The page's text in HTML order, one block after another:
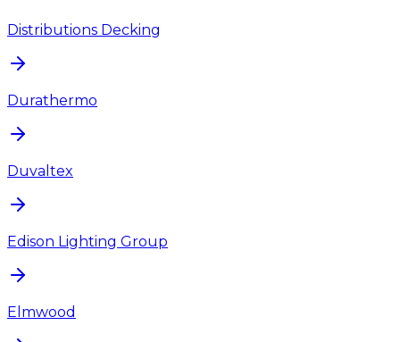
Distributions Decking
Durathermo
Duvaltex
Edison Lighting Group
Elmwood